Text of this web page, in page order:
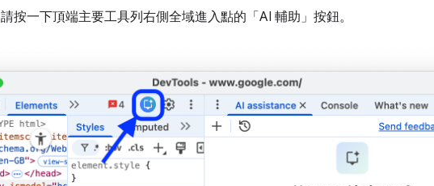
按一下頂端主要工具列右側全域進入點的「AI 輔助」 按鈕。